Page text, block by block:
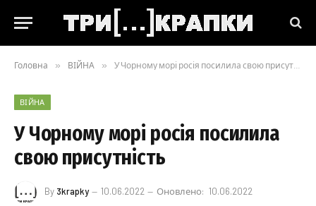
Головна » ВІЙНА » У Чорному морі росія посилила свою присутність
ВІЙНА
У Чорному морі росія посилила
свою присутність
By 3krapky 10.06.2022 Оновлено: 10.06.2022